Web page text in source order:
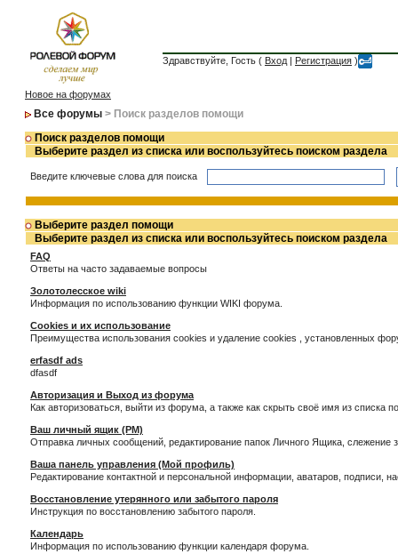
Здравствуйте, Гость ( Вход | Регистрация )
Новое на форумах
Все форумы > Поиск разделов помощи
Поиск разделов помощи
Выберите раздел из списка или воспользуйтесь поиском раздела
Введите ключевые слова для поиска
Выберите раздел помощи
Выберите раздел из списка или воспользуйтесь поиском раздела
FAQ
Ответы на часто задаваемые вопросы
Золотолесское wiki
Информация по использованию функции WIKI форума.
Cookies и их использование
Преимущества использования cookies и удаление cookies , установленных
erfasdf ads
dfasdf
Авторизация и Выход из форума
Как авторизоваться, выйти из форума, а также как скрыть своё имя из списка
Ваш личный ящик (PM)
Отправка личных сообщений, редактирование папок Личного Ящика,
Ваша панель управления (Мой профиль)
Редактирование контактной и персональной информации, аватаров,
Восстановление утерянного или забытого пароля
Инструкция по восстановлению забытого пароля.
Календарь
Информация по использованию функции календаря форума.